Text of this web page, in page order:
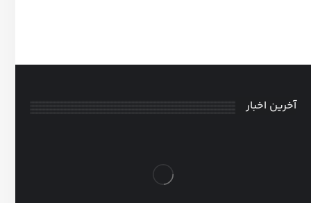
آخرین اخبار